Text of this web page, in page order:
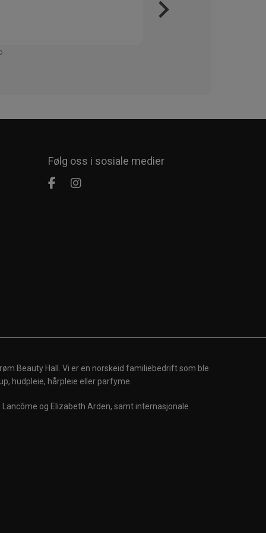
Følg oss i sosiale medier
Beauty Hall. Vi er en norskeid familiebedrift som ble
hudpleie, hårpleie eller parfyme.
Lancôme og Elizabeth Arden, samt internasjonale